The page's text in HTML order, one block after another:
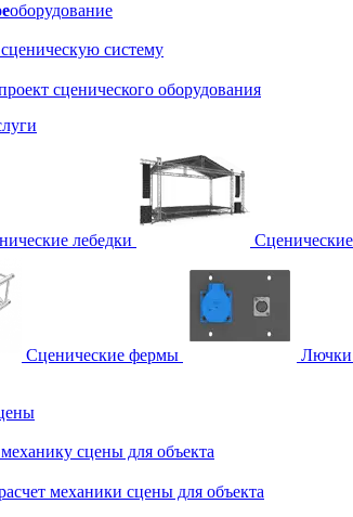
оборудование
сценическую систему
сценического оборудования
лебедки
Сценические фермы Лючки
механику сцены для объекта
механики сцены для объекта